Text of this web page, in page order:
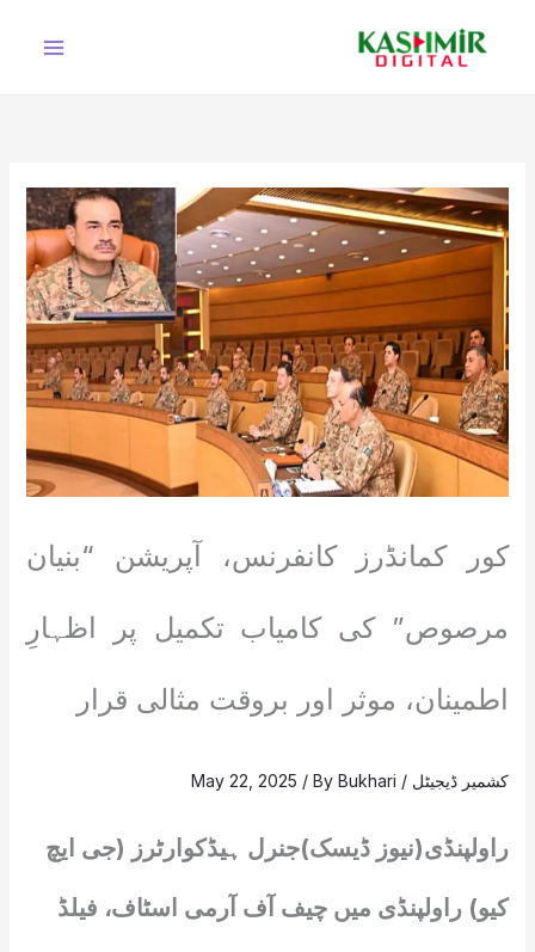
کور کمانڈرز کانفرنس، آپریشن “بنیان
مرصوص” کی کامیاب تکمیل پر اظہارِ
اطمینان، موثر اور بروقت مثالی قرار
کشمیر ڈیجیٹل /
May 22, 2025 / ByBukhari
راولپنڈی(نیوز ڈیسک)جنرل ہیڈکوارٹرز (جی ایچ
کیو) راولپنڈی میں چیف آف آرمی اسٹاف، فیلڈ